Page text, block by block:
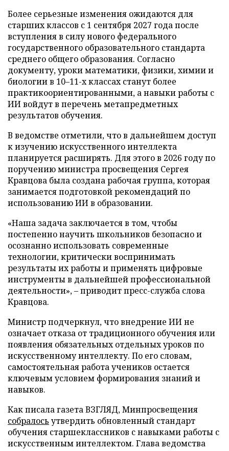
Более серьезные изменения ожидаются для
старших классов с 1 сентября 2027 года после
вступления в силу нового федерального
государственного образовательного стандарта
среднего общего образования. Согласно
документу, уроки математики, физики, химии и
биологии в 10–11-х классах станут более
практикоориентированными, а навыки работы с
ИИ войдут в перечень метапредметных
результатов обучения.
В ведомстве отметили, что в дальнейшем доступ
к изучению искусственного интеллекта
планируется расширять. Для этого в 2026 году по
поручению министра просвещения Сергея
Кравцова была создана рабочая группа, которая
занимается подготовкой рекомендаций по
использованию ИИ в образовании.
«Наша задача заключается в том, чтобы
постепенно научить школьников безопасно и
осознанно использовать современные
технологии, критически воспринимать
результаты их работы и применять цифровые
инструменты в дальнейшей профессиональной
деятельности», – приводит пресс-служба слова
Кравцова.
Министр подчеркнул, что внедрение ИИ не
означает отказа от традиционного обучения или
появления обязательных отдельных уроков по
искусственному интеллекту. По его словам,
самостоятельная работа учеников остается
ключевым условием формирования знаний и
навыков.
Как писала газета ВЗГЛЯД, Минпросвещения
собралось утвердить обновленный стандарт
обучения старшеклассников с навыками работы с
искусственным интеллектом. Глава ведомства